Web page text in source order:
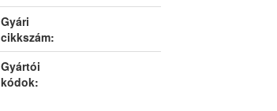
Gyári
cikkszám:
Gyártói
kódok: